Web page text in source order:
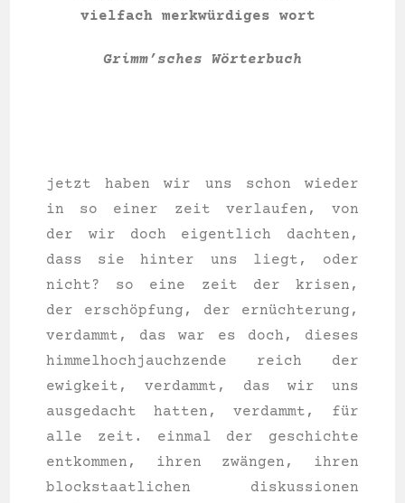
viel­fach merkwürdiges wort
Grimm’sches Wörterbuch
jetzt haben wir uns schon wie­der
in so einer zeit ver­lau­fen, von
der wir doch eigent­lich dach­ten,
dass sie hin­ter uns liegt, oder
nicht? so eine zeit der kri­sen,
der erschöpfung, der ernüchterung,
ver­dammt, das war es doch, die­ses
him­mel­hoch­jauch­zen­de reich der
ewig­keit, ver­dammt, das wir uns
aus­ge­dacht hat­ten, ver­dammt, für
alle zeit. ein­mal der geschich­te
ent­kom­men, ihren zwängen, ihren
block­staat­li­chen dis­kus­sio­nen